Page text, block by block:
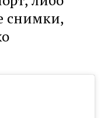
снимки,